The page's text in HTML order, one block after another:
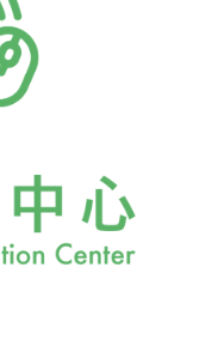
8月是主要過境
過境高峰從上月中
為主要夜棲地，每
量的家燕。 蔡乙
燕會先飛到夜棲地
天未亮，牠們就一